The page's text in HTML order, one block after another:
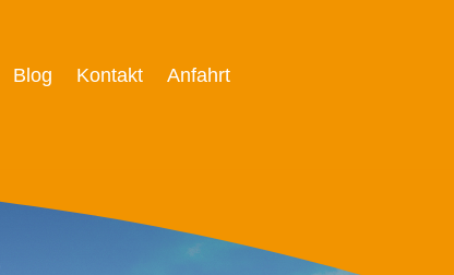
Blog Kontakt Anfahrt